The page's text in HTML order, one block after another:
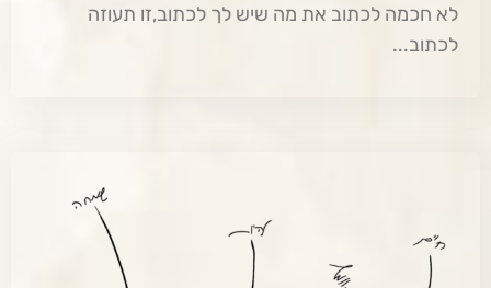
לא חכמה לכתוב את מה שיש לך לכתוב,זו תעוזה
לכתוב...